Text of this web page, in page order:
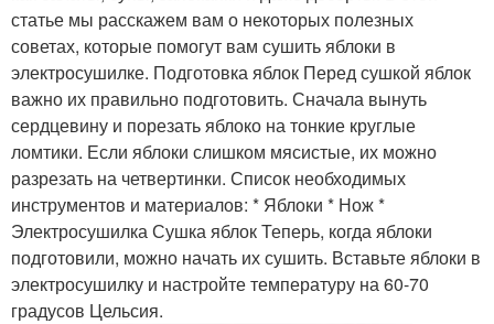
статье мы расскажем вам о некоторых полезных
советах, которые помогут вам сушить яблоки в
электросушилке. Подготовка яблок Перед сушкой яблок
важно их правильно подготовить. Сначала вынуть
сердцевину и порезать яблоко на тонкие круглые
ломтики. Если яблоки слишком мясистые, их можно
разрезать на четвертинки. Список необходимых
инструментов и материалов: * Яблоки * Нож *
Электросушилка Сушка яблок Теперь, когда яблоки
подготовили, можно начать их сушить. Вставьте яблоки в
электросушилку и настройте температуру на 60-70
градусов Цельсия.